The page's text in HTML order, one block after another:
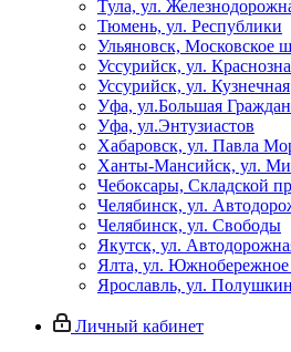
Тула, ул.
Тюмень, ул. Республики
Ульяновск, Московское
Уссурийск, ул.
Уссурийск, ул. Кузнечная
Уфа, ул.Большая
Уфа, ул.Энтузиастов
Хабаровск, ул. Павла
Ханты-Мансийск, ул.
Чебоксары, Складской
Челябинск, ул.
Челябинск, ул. Свободы
Якутск, ул.
Ялта, ул. Южнобережное
Ярославль, ул.
Личный кабинет